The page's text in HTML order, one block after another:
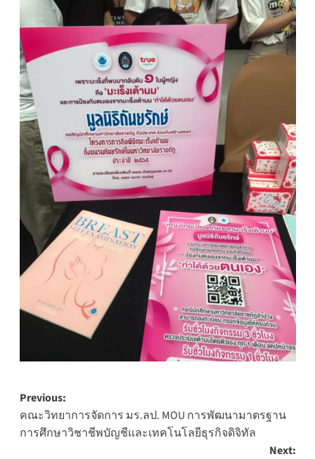
Post
navigation
Previous:
คณะวิทยาการจัดการ มร.ลป. MOU การพัฒนามาตรฐาน
การศึกษาวิชาชีพบัญชีและเทคโนโลยีธุรกิจดิจิทัล
Next: